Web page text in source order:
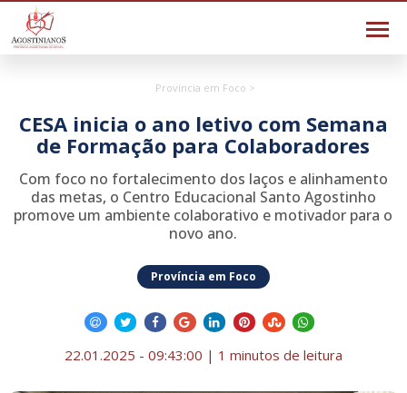
Província em Foco >
CESA inicia o ano letivo com Semana
de Formação para Colaboradores
Com foco no fortalecimento dos laços e alinhamento
das metas, o Centro Educacional Santo Agostinho
promove um ambiente colaborativo e motivador para o
novo ano.
Província em Foco
22.01.2025 - 09:43:00 | 1 minutos de leitura